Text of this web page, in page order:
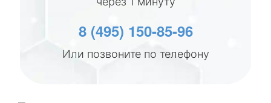
8 (495) 150-85-96
Или позвоните по телефону